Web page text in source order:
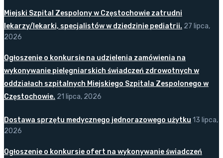
Miejski Szpital Zespolony w Częstochowie zatrudni
lekarzy/lekarki, specjalistów w dziedzinie pediatrii. 27 lipca,
2026
Ogłoszenie o konkursie na udzielenia zamówienia na
wykonywanie pielęgniarskich świadczeń zdrowotnych w
oddziałach szpitalnych Miejskiego Szpitala Zespolonego w
Częstochowie. 21 lipca, 2026
Dostawa sprzętu medycznego jednorazowego użytku 13 lipca,
2026
Ogłoszenie o konkursie ofert na wykonywanie świadczeń